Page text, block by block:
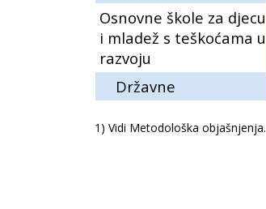
Osnovne škole za djecu
i mladež s teškoćama u
razvoju
Državne
1) Vidi Metodološka objašnjenja.